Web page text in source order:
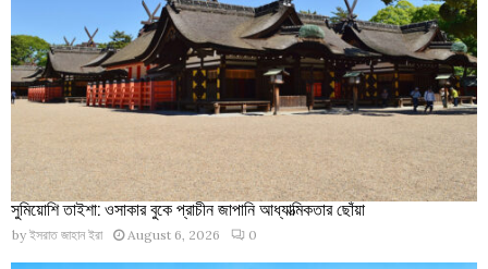
সুমিয়োশি তাইশা: ওসাকার বুকে প্রাচীন জাপানি আধ্যাত্মিকতার ছোঁয়া
by ইসরাত জাহান ইরা August 6, 2026 0